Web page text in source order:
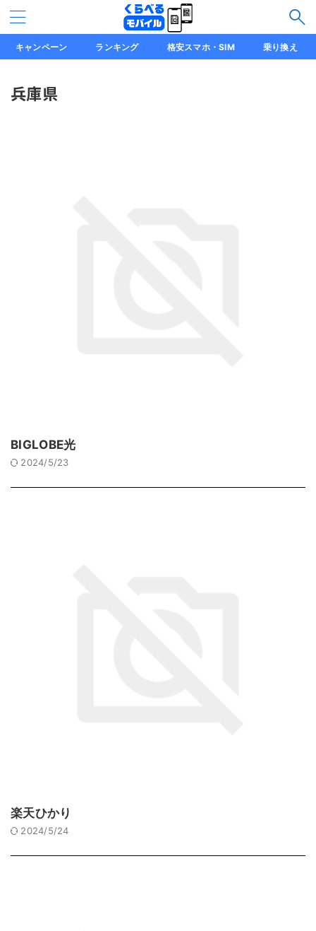
キャンペーン ランキング 格安スマホ・SIM 乗り換え
兵庫県
BIGLOBE光
2024/5/23
楽天ひかり
2024/5/24